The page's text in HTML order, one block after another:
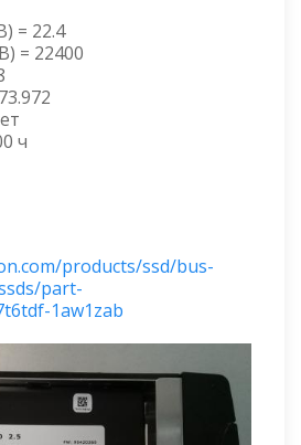
= 22.4
= 22400
ч
products/ssd/bus-
part-
1aw1zab